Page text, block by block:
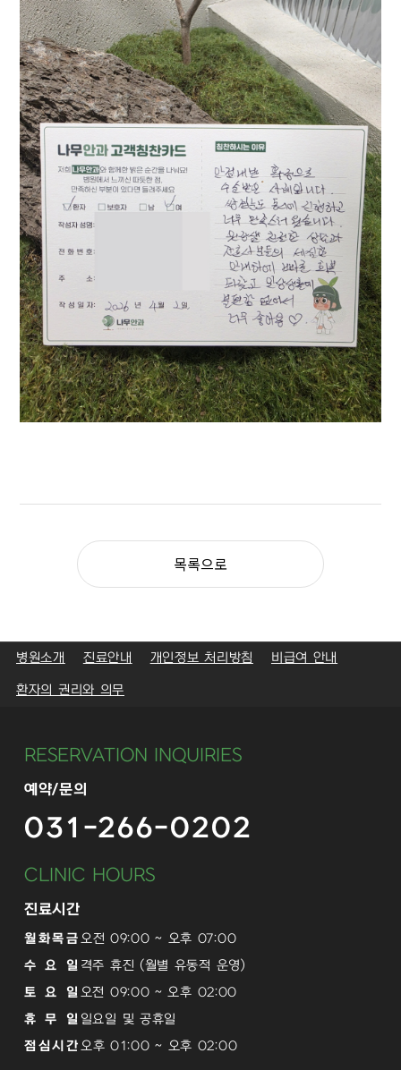
목록으로
병원소개 진료안내 개인정보 처리방침 비급여 안내
환자의 권리와 의무
RESERVATION INQUIRIES
예약/문의
031-266-0202
CLINIC HOURS
진료시간
월화목금오전 09:00 ~ 오후 07:00
수 요 일 격주 휴진 (월별 유동적 운영)
토 요 일오전 09:00 ~ 오후 02:00
휴 무 일 일요일 및 공휴일
점심시간오후 01:00 ~ 오후 02:00